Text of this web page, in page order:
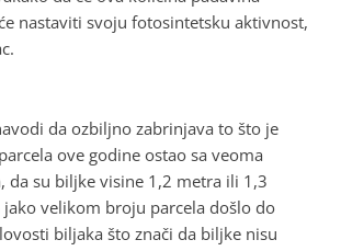
nastaviti svoju fotosintetsku aktivnost,
da ozbiljno zabrinjava to što je
ove godine ostao sa veoma
da su biljke visine 1,2 metra ili 1,3
jako velikom broju parcela došlo do
biljaka što znači da biljke nisu